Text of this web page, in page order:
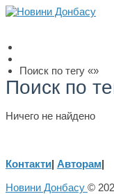
Поиск по тегу «»
Поиск по
Ничего не найдено
Контакти| Авторам|
Новини Донбасу ©